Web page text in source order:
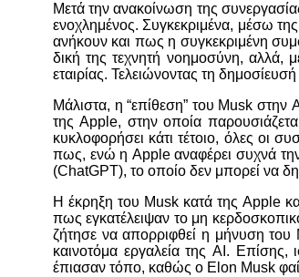
Μετά την ανακοίνωση της
ενοχλημένος. Συγκεκριμένα, μέσω
ανήκουν και πως η συγκεκριμένη
δική της τεχνητή νοημοσύνη, αλλά,
εταιρίας. Τελειώνοντας τη
Μάλιστα, η “επίθεση” του Musk στην
της Apple, στην οποία
κυκλοφορήσει κάτι τέτοιο, όλες οι
πως, ενώ η Apple αναφέρει συχνά την
(ChatGPT), το οποίο δεν μπορεί να
Η έκρηξη του Musk κατά της Apple
πως εγκατέλειψαν το μη
ζήτησε να απορριφθεί η μήνυση
καινοτόμα εργαλεία της AI. Επίσης,
έπιασαν τόπο, καθώς ο Elon Musk